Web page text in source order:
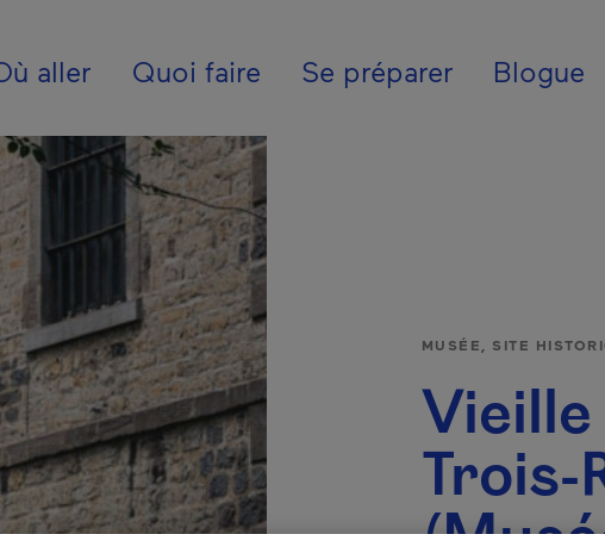
- Fr - International
aller Quoi faire Se préparer Blogue
MUSÉE, SITE
Trois-